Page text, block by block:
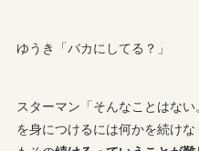
ゆうき「バカにしてる？」
スターマン「そんなことはな
を身につけるには何かを続け